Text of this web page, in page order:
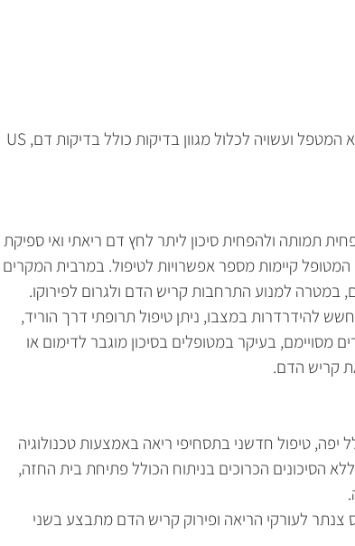
תמותה ולהפחית סיכון ליתר לחץ דם ריאתי ואי ספיקת
קיימות מספר אפשרויות לטיפול. במרבית המקרים
במטרה למנוע התרחבות קריש הדם ולגרום לפירוקו.
להידרדרות במצבו, ניתן טיפול תרופתי דרך הוריד,
מסויימם, בעיקר במטופלים בסיכון מוגבר לדימום או
קריש הדם.
יפה, טיפול חדשני בתסחיפי ריאה באמצעות טכנולוגיה
הסיכונים הכרוכים בניתוח הכולל פתיחת בית החזה,
לעורקי הריאה ופירוק קריש הדם מתבצע בשני